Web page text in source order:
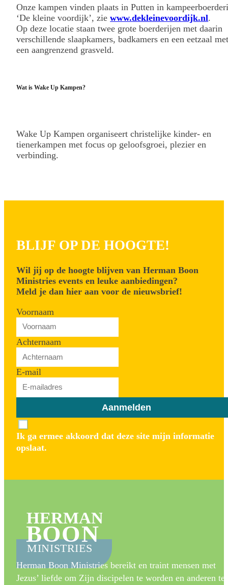
Onze kampen vinden plaats in Putten in
‘De kleine voordijk’, ziewww.dekleinevoordijk.nl.
Op deze locatie staan twee grote boerderijen met daarin
verschillende slaapkamers, badkamers en een eetzaal
een aangrenzend grasveld.
Wat is Wake Up Kampen?
Wake Up Kampen organiseert christelijke kinder- en
tienerkampen met focus op geloofsgroei, plezier en
verbinding.
BLIJF OP DE HOOGTE!
Wil jij op de hoogte blijven van Herman Boon
Ministries events en leuke aanbiedingen?
Meld je dan hier aan voor de nieuwsbrief!
Voornaam
Achternaam
E-mail
Aanmelden
Ik ga ermee akkoord dat deze site mijn informatie
opslaat.
MINISTRIES
BOON
HERMAN
Herman Boon Ministries bereikt en traint mensen met
Jezus’ liefde om Zijn discipelen te worden en anderen te